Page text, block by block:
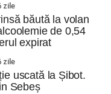
tehnice ce vor fi
educație
zile
băută la volan
de 0,54
expirat
zile
uscată la Șibot.
Sebeș